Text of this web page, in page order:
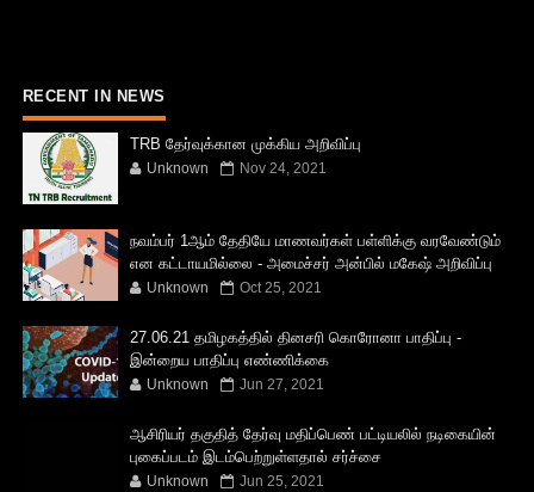
RECENT IN NEWS
TRB தேர்வுக்கான முக்கிய அறிவிப்பு
Unknown Nov 24, 2021
நவம்பர் 1ஆம் தேதியே மாணவர்கள் பள்ளிக்கு வரவேண்டும்
என கட்டாயமில்லை - அமைச்சர் அன்பில் மகேஷ் அறிவிப்பு
Unknown Oct 25, 2021
27.06.21 தமிழகத்தில் தினசரி கொரோனா பாதிப்பு -
இன்றைய பாதிப்பு எண்ணிக்கை
Unknown Jun 27, 2021
ஆசிரியர் தகுதித் தேர்வு மதிப்பெண் பட்டியலில் நடிகையின்
புகைப்படம் இடம்பெற்றுள்ளதால் சர்ச்சை
Unknown Jun 25, 2021